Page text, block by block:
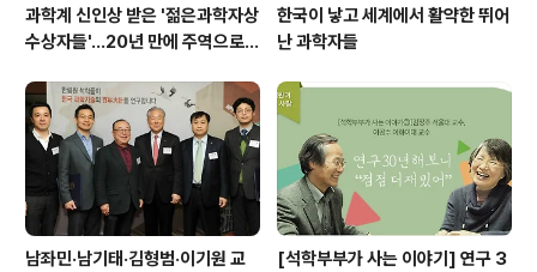
과학계 신인상 받은 '젊은과학자상
수상자들'…20년 만에 주역으로
한국이 낳고 세계에서 활약한 뛰어
난 과학자들
남좌민·남기태·김형범·이기원 교
[석학부부가 사는 이야기] 연구 3